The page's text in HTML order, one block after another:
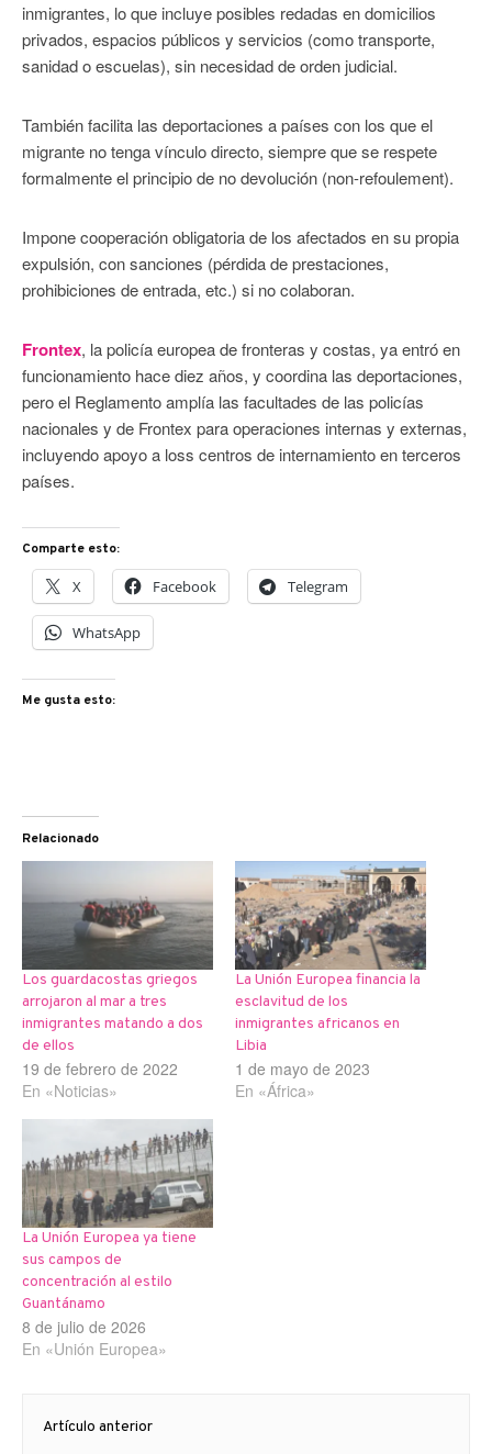
inmigrantes, lo que incluye posibles redadas en domicilios
privados, espacios públicos y servicios (como transporte,
sanidad o escuelas), sin necesidad de orden judicial.
También facilita las deportaciones a países con los que el
migrante no tenga vínculo directo, siempre que se respete
formalmente el principio de no devolución (non-refoulement).
Impone cooperación obligatoria de los afectados en su propia
expulsión, con sanciones (pérdida de prestaciones,
prohibiciones de entrada, etc.) si no colaboran.
Frontex, la policía europea de fronteras y costas, ya entró en
funcionamiento hace diez años, y coordina las deportaciones,
pero el Reglamento amplía las facultades de las policías
nacionales y de Frontex para operaciones internas y externas,
incluyendo apoyo a loss centros de internamiento en terceros
países.
Comparte esto:
X Facebook Telegram
WhatsApp
Me gusta esto:
Relacionado
Los guardacostas griegos
arrojaron al mar a tres
inmigrantes matando a dos
de ellos
19 de febrero de 2022
En «Noticias»
La Unión Europea financia la
esclavitud de los
inmigrantes africanos en
Libia
1 de mayo de 2023
En «África»
La Unión Europea ya tiene
sus campos de
concentración al estilo
Guantánamo
8 de julio de 2026
En «Unión Europea»
deArtículo anterior